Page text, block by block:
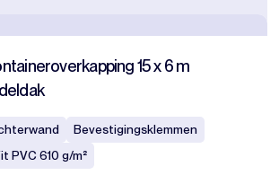
15 x 6 m
Bevestigingsklemmen
PVC 610 g/m²